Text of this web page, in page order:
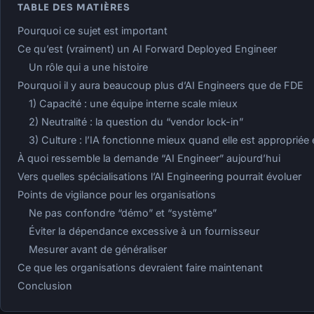
TABLE DES MATIÈRES
Pourquoi ce sujet est important
Ce qu’est (vraiment) un AI Forward Deployed Engineer
Un rôle qui a une histoire
Pourquoi il y aura beaucoup plus d’AI Engineers que de FDE
1) Capacité : une équipe interne scale mieux
2) Neutralité : la question du “vendor lock-in”
3) Culture : l’IA fonctionne mieux quand elle est appropriée
À quoi ressemble la demande “AI Engineer” aujourd’hui
Vers quelles spécialisations l’AI Engineering pourrait évoluer
Points de vigilance pour les organisations
Ne pas confondre “démo” et “système”
Éviter la dépendance excessive à un fournisseur
Mesurer avant de généraliser
Ce que les organisations devraient faire maintenant
Conclusion